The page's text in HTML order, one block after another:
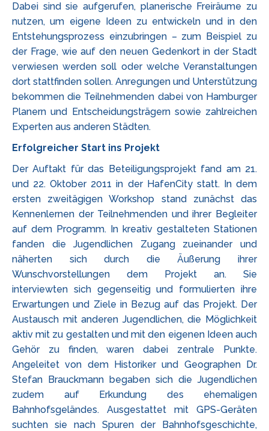
Dabei sind sie aufgerufen, planerische Freiräume zu
nutzen, um eigene Ideen zu entwickeln und in den
Entstehungsprozess einzubringen – zum Beispiel zu
der Frage, wie auf den neuen Gedenkort in der Stadt
verwiesen werden soll oder welche Veranstaltungen
dort stattfinden sollen. Anregungen und Unterstützung
bekommen die Teilnehmenden dabei von Hamburger
Planern und Entscheidungsträgern sowie zahlreichen
Experten aus anderen Städten.
Erfolgreicher Start ins Projekt
Der Auftakt für das Beteiligungsprojekt fand am 21.
und 22. Oktober 2011 in der HafenCity statt. In dem
ersten zweitägigen Workshop stand zunächst das
Kennenlernen der Teilnehmenden und ihrer Begleiter
auf dem Programm. In kreativ gestalteten Stationen
fanden die Jugendlichen Zugang zueinander und
näherten sich durch die Äußerung ihrer
Wunschvorstellungen dem Projekt an. Sie
interviewten sich gegenseitig und formulierten ihre
Erwartungen und Ziele in Bezug auf das Projekt. Der
Austausch mit anderen Jugendlichen, die Möglichkeit
aktiv mit zu gestalten und mit den eigenen Ideen auch
Gehör zu finden, waren dabei zentrale Punkte.
Angeleitet von dem Historiker und Geographen Dr.
Stefan Brauckmann begaben sich die Jugendlichen
zudem auf Erkundung des ehemaligen
Bahnhofsgeländes. Ausgestattet mit GPS-Geräten
suchten sie nach Spuren der Bahnhofsgeschichte,